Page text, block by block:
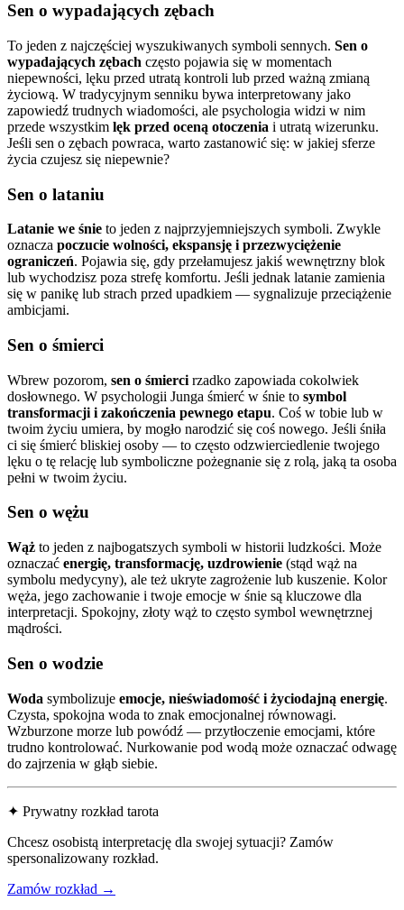
Sen o wypadających zębach
To jeden z najczęściej wyszukiwanych symboli sennych. Sen o
wypadających zębach często pojawia się w momentach
niepewności, lęku przed utratą kontroli lub przed ważną zmianą
życiową. W tradycyjnym senniku bywa interpretowany jako
zapowiedź trudnych wiadomości, ale psychologia widzi w nim
przede wszystkim lęk przed oceną otoczenia i utratą wizerunku.
Jeśli sen o zębach powraca, warto zastanowić się: w jakiej sferze
życia czujesz się niepewnie?
Sen o lataniu
Latanie we śnie to jeden z najprzyjemniejszych symboli. Zwykle
oznacza poczucie wolności, ekspansję i przezwyciężenie
ograniczeń. Pojawia się, gdy przełamujesz jakiś wewnętrzny blok
lub wychodzisz poza strefę komfortu. Jeśli jednak latanie zamienia
się w panikę lub strach przed upadkiem — sygnalizuje przeciążenie
ambicjami.
Sen o śmierci
Wbrew pozorom, sen o śmierci rzadko zapowiada cokolwiek
dosłownego. W psychologii Junga śmierć w śnie to symbol
transformacji i zakończenia pewnego etapu. Coś w tobie lub w
twoim życiu umiera, by mogło narodzić się coś nowego. Jeśli śniła
ci się śmierć bliskiej osoby — to często odzwierciedlenie twojego
lęku o tę relację lub symboliczne pożegnanie się z rolą, jaką ta osoba
pełni w twoim życiu.
Sen o wężu
Wąż to jeden z najbogatszych symboli w historii ludzkości. Może
oznaczać energię, transformację, uzdrowienie (stąd wąż na
symbolu medycyny), ale też ukryte zagrożenie lub kuszenie. Kolor
węża, jego zachowanie i twoje emocje w śnie są kluczowe dla
interpretacji. Spokojny, złoty wąż to często symbol wewnętrznej
mądrości.
Sen o wodzie
Woda symbolizuje emocje, nieświadomość i życiodajną energię.
Czysta, spokojna woda to znak emocjonalnej równowagi.
Wzburzone morze lub powódź — przytłoczenie emocjami, które
trudno kontrolować. Nurkowanie pod wodą może oznaczać odwagę
do zajrzenia w głąb siebie.
✦ Prywatny rozkład tarota
Chcesz osobistą interpretację dla swojej sytuacji? Zamów
spersonalizowany rozkład.
Zamów rozkład →